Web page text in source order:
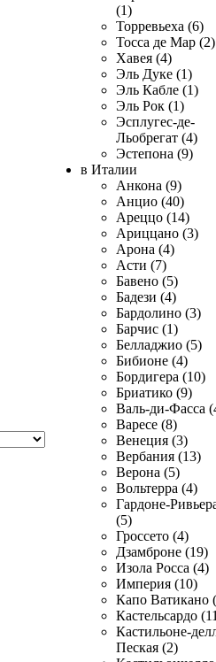
(1)
Торревьеха (6)
Тосса де Мар (2)
Хавея (4)
Эль Дуке (1)
Эль Кабле (1)
Эль Рок (1)
Эсплугес-де-
Льобрегат (4)
Эстепона (9)
в Италии
Анкона (9)
Анцио (40)
Ареццо (14)
Ариццано (3)
Арона (4)
Асти (7)
Бавено (5)
Бадези (4)
Бардолино (3)
Барчис (1)
Белладжио (5)
Бибионе (4)
Бордигера (10)
Бриатико (9)
Валь-ди-Фасса
Варесе (8)
Венеция (3)
Вербания (13)
Верона (5)
Вольтерра (4)
Гардоне-
(5)
Гроссето (4)
Дзамброне (19)
Изола Росса (4)
Империя (10)
Капо Ватикано
Кастельсардо
Кастильоне-
Пеская (2)